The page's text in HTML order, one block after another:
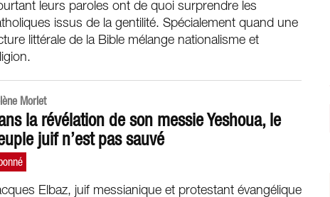
leurs paroles ont de quoi surprendre les
issus de la gentilité. Spécialement quand une
littérale de la Bible mélange nationalisme et
Morlet
la révélation de son messie Yeshoua, le
juif n’est pas sauvé
Elbaz, juif messianique et protestant évangélique